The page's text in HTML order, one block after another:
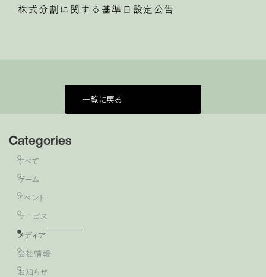
Categories
すべて
ゲーム
イベント
サービス
メディア
会社情報
お知らせ
株式分割に関する基準日設定公告
一覧に戻る